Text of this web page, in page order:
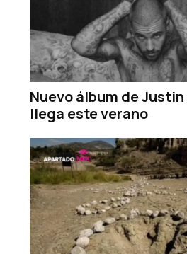
Nuevo álbum de Justin
llega este verano